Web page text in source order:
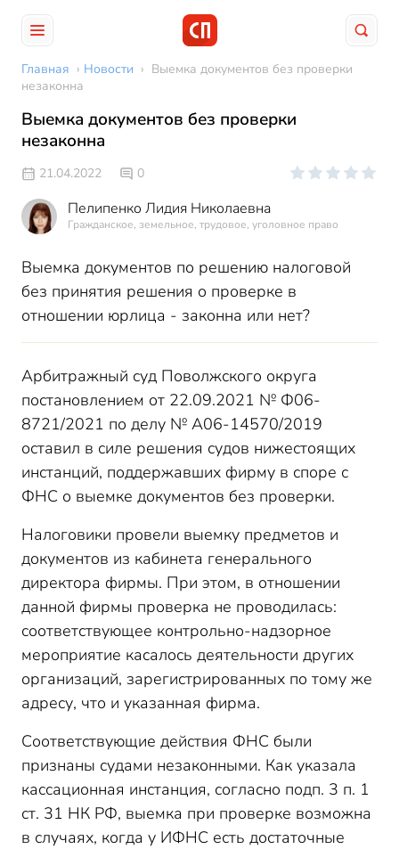
Главная › Новости › Выемка документов без проверки
незаконна
Выемка документов без проверки
незаконна
21.04.2022 0
Пелипенко Лидия Николаевна
Гражданское, земельное, трудовое, уголовное право
Выемка документов по решению налоговой
без принятия решения о проверке в
отношении юрлица - законна или нет?
Арбитражный суд Поволжского округа
постановлением от 22.09.2021 № Ф06-
8721/2021 по делу № А06-14570/2019
оставил в силе решения судов нижестоящих
инстанций, поддержавших фирму в споре с
ФНС о выемке документов без проверки.
Налоговики провели выемку предметов и
документов из кабинета генерального
директора фирмы. При этом, в отношении
данной фирмы проверка не проводилась:
соответствующее контрольно-надзорное
мероприятие касалось деятельности других
организаций, зарегистрированных по тому же
адресу, что и указанная фирма.
Соответствующие действия ФНС были
признаны судами незаконными. Как указала
кассационная инстанция, согласно подп. 3 п. 1
ст. 31 НК РФ, выемка при проверке возможна
в случаях, когда у ИФНС есть достаточные